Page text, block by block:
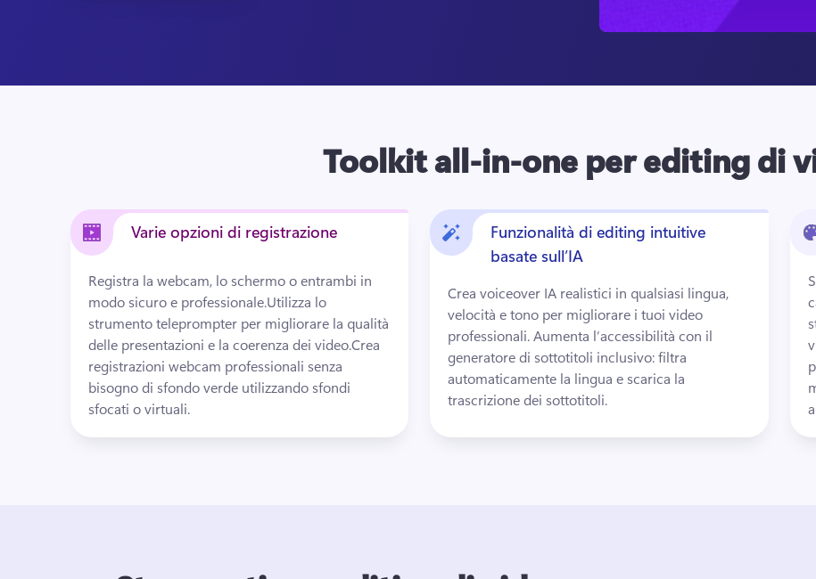
Toolkit all-in-one per editing di
Varie opzioni di registrazione
Registra la webcam, lo schermo o entrambi in
modo sicuro e professionale.Utilizza lo
strumento teleprompter per migliorare la qualità
delle presentazioni e la coerenza dei video.Crea
registrazioni webcam professionali senza
bisogno di sfondo verde utilizzando sfondi
sfocati o virtuali.
Funzionalità di editing intuitive
basate sull’IA
Crea voiceover IA realistici in qualsiasi lingua,
velocità e tono per migliorare i tuoi video
professionali. Aumenta l’accessibilità con il
generatore di sottotitoli inclusivo: filtra
automaticamente la lingua e scarica la
trascrizione dei sottotitoli.